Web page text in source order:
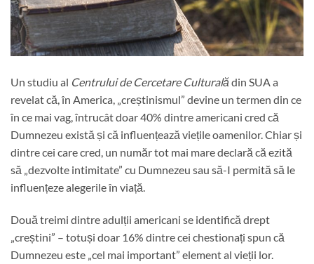
Un studiu al Centrului de Cercetare Culturală din SUA a
revelat că, în America, „creștinismul” devine un termen din ce
în ce mai vag, întrucât doar 40% dintre americani cred că
Dumnezeu există și că influențează viețile oamenilor. Chiar și
dintre cei care cred, un număr tot mai mare declară că ezită
să „dezvolte intimitate” cu Dumnezeu sau să-I permită să le
influențeze alegerile în viață.
Două treimi dintre adulții americani se identifică drept
„creștini” – totuși doar 16% dintre cei chestionați spun că
Dumnezeu este „cel mai important” element al vieții lor.